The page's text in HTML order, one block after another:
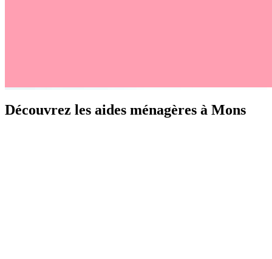
Découvrez les aides ménagères à Mons